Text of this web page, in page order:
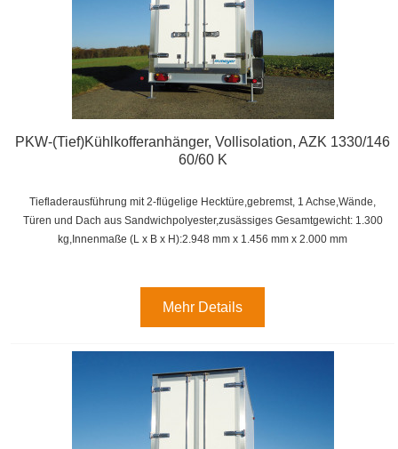
PKW-(Tief)Kühlkofferanhänger, Vollisolation, AZK 1330/146
60/60 K
Tiefladerausführung mit 2-flügelige Hecktüre,gebremst, 1 Achse,Wände,
Türen und Dach aus Sandwichpolyester,zusässiges Gesamtgewicht: 1.300
kg,Innenmaße (L x B x H):2.948 mm x 1.456 mm x 2.000 mm
Mehr Details